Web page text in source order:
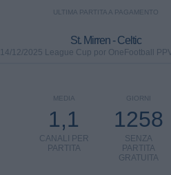
ULTIMA PARTITA A PAGAMENTO
St. Mirren - Celtic
14/12/2025 League Cup por OneFootball
GIORNI
1258
SENZA
PARTITA
GRATUITA
MEDIA
1,1
CANALI PER
PARTITA